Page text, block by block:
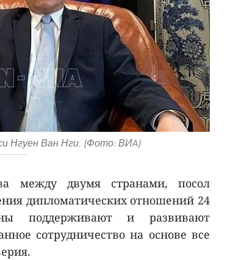
Нгуен Ван Нги. (Фото: ВИA)
между двумя странами, посол
дипломатических отношений 24
поддерживают и развивают
сотрудничество на основе все